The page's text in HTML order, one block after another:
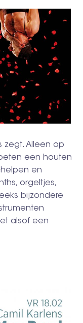
zegt. Alleen op
een houten
en
orgeltjes,
bijzondere
alsof een